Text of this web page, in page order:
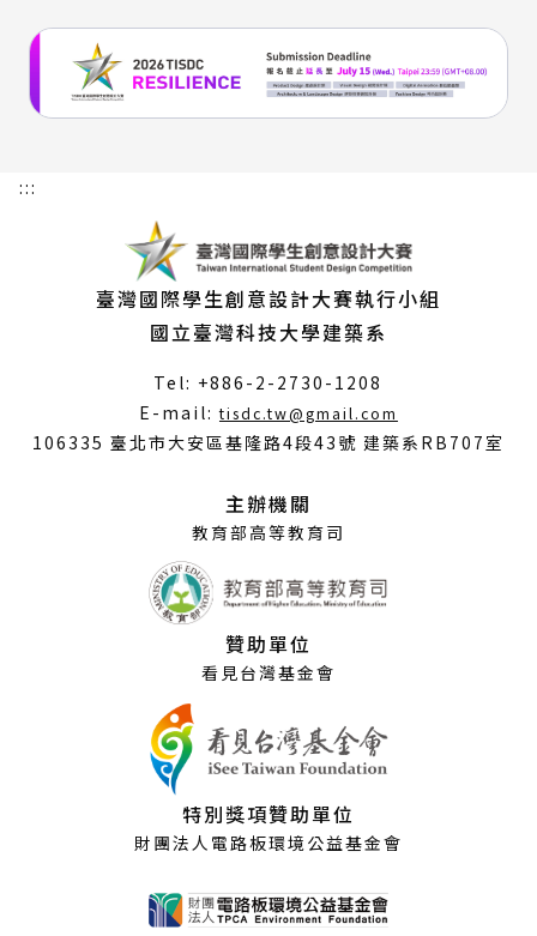
:::
臺灣國際學生創意設計大賽執行小組
國立臺灣科技大學建築系
Tel: +886-2-2730-1208
E-mail:tisdc.tw@gmail.com
開
106335 臺北市大安區基隆路4段43號 建築系RB707室
主辦機關
教育部高等教育司
贊助單位
看見台灣基金會
特別獎項贊助單位
財團法人電路板環境公益基金會